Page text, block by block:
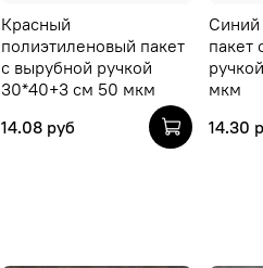
Красный
полиэтиленовый пакет
с вырубной ручкой
30*40+3 см 50 мкм
14.08 руб
Синий
пакет
мкм
14.30